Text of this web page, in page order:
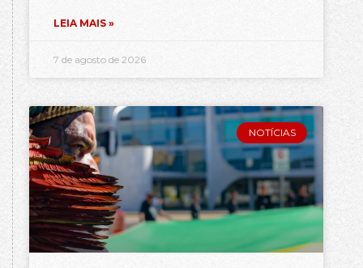
LEIA MAIS »
7 de agosto de 2026
NOTÍCIAS